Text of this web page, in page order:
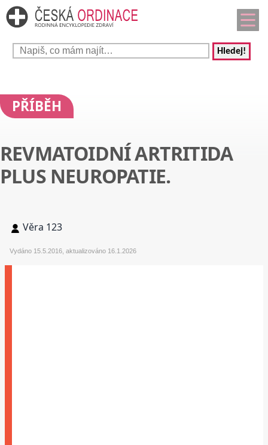
Hledej!
PŘÍBĚH
REVMATOIDNÍ ARTRITIDA
PLUS NEUROPATIE.
Věra 123
Vydáno 15.5.2016, aktualizováno 16.1.2026